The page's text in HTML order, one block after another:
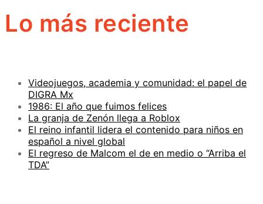
Lo más reciente
Videojuegos, academia y comunidad: el papel de
DIGRA Mx
1986: El año que fuimos felices
La granja de Zenón llega a Roblox
El reino infantil lidera el contenido para niños en
español a nivel global
El regreso de Malcom el de en medio o “Arriba el
TDA”